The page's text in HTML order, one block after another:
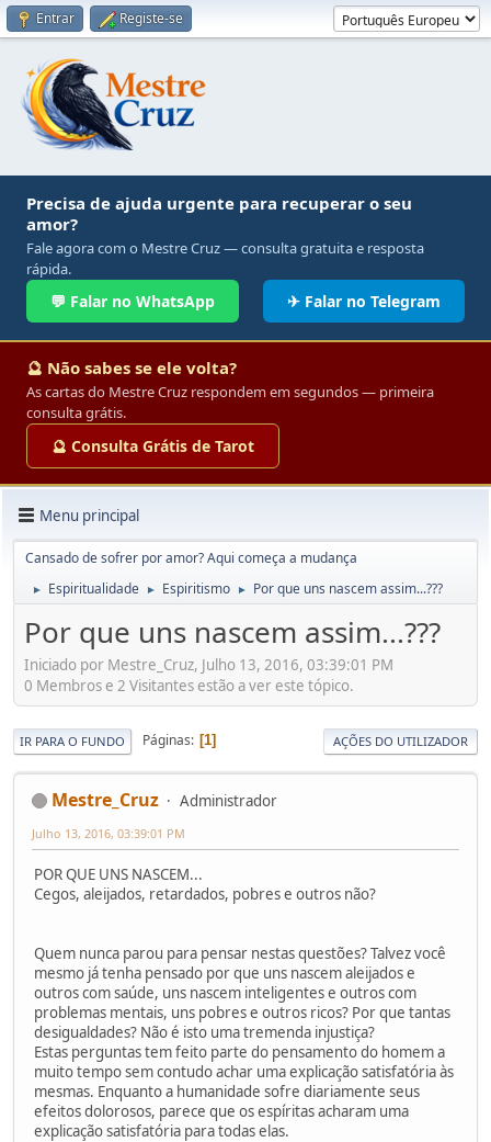
Entrar Registe-se
Precisa de ajuda urgente para recuperar o seu
amor?
Fale agora com o Mestre Cruz — consulta gratuita e resposta
rápida.
💬 Falar no WhatsApp ✈ Falar no Telegram
🔮 Não sabes se ele volta?
As cartas do Mestre Cruz respondem em segundos — primeira
consulta grátis.
🔮 Consulta Grátis de Tarot
Menu principal
Cansado de sofrer por amor? Aqui começa a mudança
► Espiritualidade ► Espiritismo ► Por que uns nascem assim...???
Por que uns nascem assim...???
Iniciado por Mestre_Cruz, Julho 13, 2016, 03:39:01 PM
0 Membros e 2 Visitantes estão a ver este tópico.
IR PARA O FUNDO Páginas 1 AÇÕES DO UTILIZADOR
Mestre_Cruz Administrador
Julho 13, 2016, 03:39:01 PM
POR QUE UNS NASCEM...
Cegos, aleijados, retardados, pobres e outros não?
Quem nunca parou para pensar nestas questões? Talvez você
mesmo já tenha pensado por que uns nascem aleijados e
outros com saúde, uns nascem inteligentes e outros com
problemas mentais, uns pobres e outros ricos? Por que tantas
desigualdades? Não é isto uma tremenda injustiça?
Estas perguntas tem feito parte do pensamento do homem a
muito tempo sem contudo achar uma explicação satisfatória às
mesmas. Enquanto a humanidade sofre diariamente seus
efeitos dolorosos, parece que os espíritas acharam uma
explicação satisfatória para todas elas.